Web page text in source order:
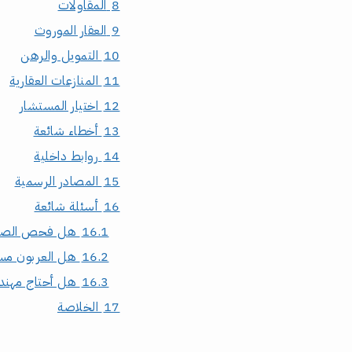
8 المقاولات
9 العقار الموروث
10 التمويل والرهن
11 المنازعات العقارية
12 اختيار المستشار
13 أخطاء شائعة
14 روابط داخلية
15 المصادر الرسمية
16 أسئلة شائعة
16.1 هل فحص
16.2 هل العربون
16.3 هل أحتاج
17 الخلاصة